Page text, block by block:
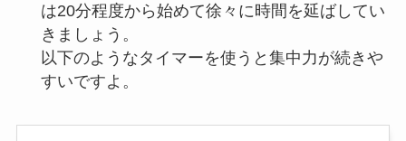
は20分程度から始めて徐々に時間を延ばしてい
きましょう。
以下のようなタイマーを使うと集中力が続きや
すいですよ。